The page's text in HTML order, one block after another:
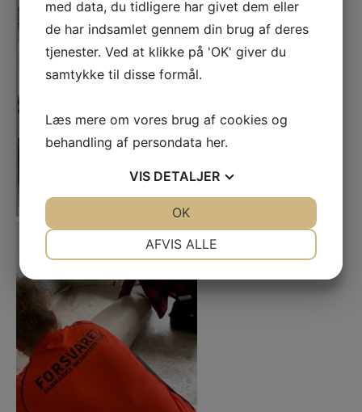
med data, du tidligere har givet dem eller
de har indsamlet gennem din brug af deres
tjenester. Ved at klikke på 'OK' giver du
samtykke til disse formål.
Læs mere om vores brug af cookies og
behandling af persondata her.
VIS DETALJER
MARKETING
AFVIS ALLE
OK